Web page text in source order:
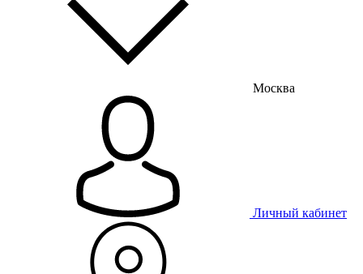
Москва
Личный кабинет